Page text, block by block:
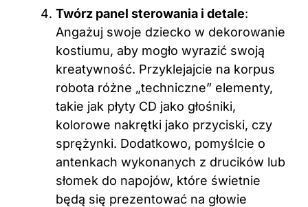
Twórz panel sterowania i detale:
Angażuj swoje dziecko w dekorowanie
kostiumu, aby mogło wyrazić swoją
kreatywność. Przyklejajcie na korpus
robota różne „techniczne” elementy,
takie jak płyty CD jako głośniki,
kolorowe nakrętki jako przyciski, czy
sprężynki. Dodatkowo, pomyślcie o
antenkach wykonanych z drucików lub
słomek do napojów, które świetnie
będą się prezentować na głowie